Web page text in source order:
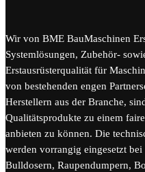
Wir von BME BauMaschinen
Systemlösungen, Zubehör-
Erstausrüsterqualität für
von bestehenden engen
Herstellern aus der Branche,
Qualitätsprodukte zu einem
anbieten zu können. Die
werden vorrangig eingesetzt
Bulldosern, Raupendumpern,